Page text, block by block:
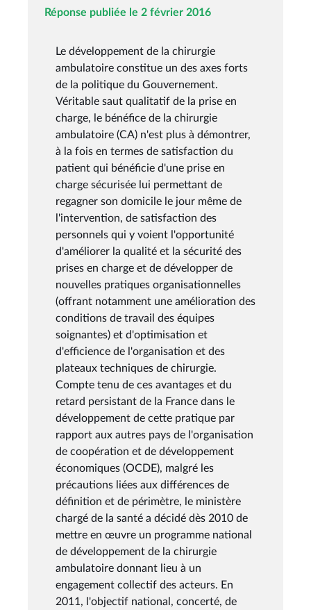
Réponse publiée le 2 février 2016
Le développement de la chirurgie
ambulatoire constitue un des axes forts
de la politique du Gouvernement.
Véritable saut qualitatif de la prise en
charge, le bénéfice de la chirurgie
ambulatoire (CA) n'est plus à démontrer,
à la fois en termes de satisfaction du
patient qui bénéficie d'une prise en
charge sécurisée lui permettant de
regagner son domicile le jour même de
l'intervention, de satisfaction des
personnels qui y voient l'opportunité
d'améliorer la qualité et la sécurité des
prises en charge et de développer de
nouvelles pratiques organisationnelles
(offrant notamment une amélioration des
conditions de travail des équipes
soignantes) et d'optimisation et
d'efficience de l'organisation et des
plateaux techniques de chirurgie.
Compte tenu de ces avantages et du
retard persistant de la France dans le
développement de cette pratique par
rapport aux autres pays de l'organisation
de coopération et de développement
économiques (OCDE), malgré les
précautions liées aux différences de
définition et de périmètre, le ministère
chargé de la santé a décidé dès 2010 de
mettre en œuvre un programme national
de développement de la chirurgie
ambulatoire donnant lieu à un
engagement collectif des acteurs. En
2011, l'objectif national, concerté, de